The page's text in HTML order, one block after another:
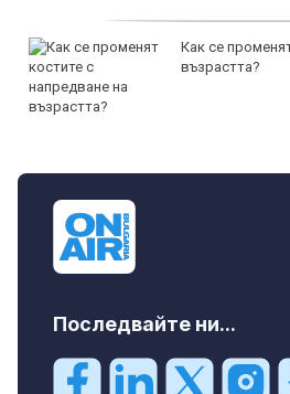
Как се
възрастта?
Последвайте ни...